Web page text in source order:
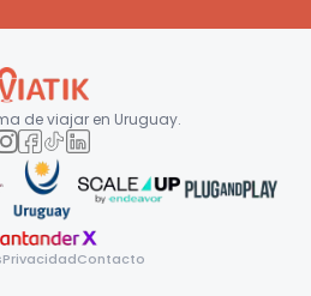
de viajar en Uruguay.
PrivacidadContacto